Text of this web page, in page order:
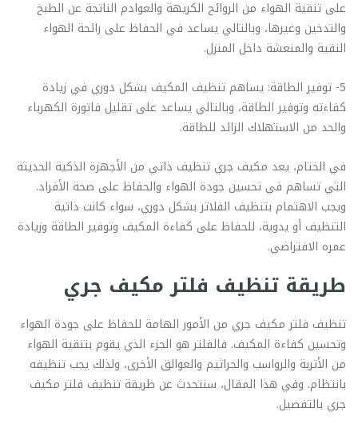
على تنقية الهواء من الروائح الكريهة والعوادم الناتجة عن الطبخ
والتدخين وغيرها، وبالتالي يساعد في الحفاظ على رائحة الهواء
النقية والمنعشة داخل المنزل.
5- توفير الطاقة: يساهم تنظيف المكيف بشكل دوري في زيادة
كفاءته وتوفير الطاقة، وبالتالي يساعد على تقليل فاتورة الكهرباء
والحد من الاستهلاك الزائد للطاقة.
في الختام، يعد مكيف جري تنظيف ذاتي من الأجهزة الذكية الحديثة
التي تساهم في تحسين جودة الهواء والحفاظ على صحة الأفراد.
ويجب الاهتمام بتنظيف الفلاتر بشكل دوري، سواء كانت ذاتية
التنظيف أو يدوية، للحفاظ على كفاءة المكيف وتوفير الطاقة وزيادة
عمره الافتراضي.
طريقة تنظيف فلتر مكيف جري
تنظيف فلتر مكيف جري من الأمور الهامة للحفاظ على جودة الهواء
وتحسين كفاءة المكيف. فالفلتر هو الجزء الذي يقوم بتنقية الهواء
من الأتربة والرواسب والجراثيم والعوالق الأخرى، ولذلك يجب تنظيفه
بانتظام. وفي هذا المقال، سنتحدث عن طريقة تنظيف فلتر مكيف
جري بالتفصيل.